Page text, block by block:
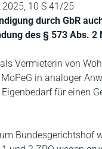
10 S 41/25
durch GbR
des § 573 Abs. 2
Vermieterin von
in analoger
Eigenbedarf für einen
Bundesgerichtshof